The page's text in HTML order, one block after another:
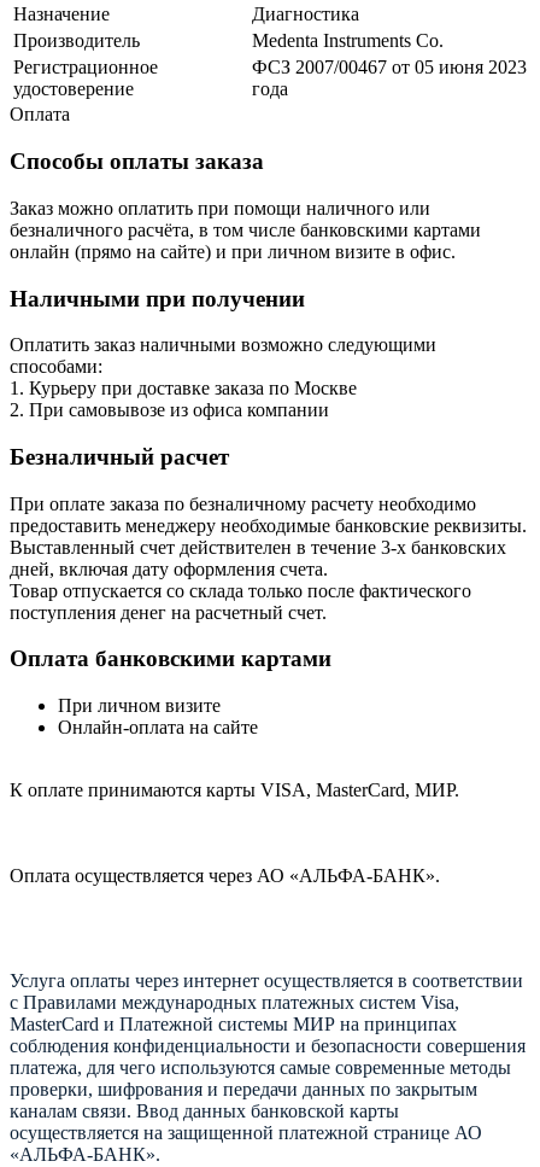
Назначение
Диагностика
Производитель
Medenta Instruments Co.
Регистрационное
удостоверение
ФСЗ 2007/00467 от 05 июня 2023
года
Оплата
Способы оплаты заказа
Заказ можно оплатить при помощи наличного или
безналичного расчёта, в том числе банковскими картами
онлайн (прямо на сайте) и при личном визите в офис.
Наличными при получении
Оплатить заказ наличными возможно следующими
способами:
1. Курьеру при доставке заказа по Москве
2. При самовывозе из офиса компании
Безналичный расчет
При оплате заказа по безналичному расчету необходимо
предоставить менеджеру необходимые банковские реквизиты.
Выставленный счет действителен в течение 3-х банковских
дней, включая дату оформления cчета.
Товар отпускается со склада только после фактического
поступления денег на расчетный счет.
Оплата банковскими картами
При личном визите
Онлайн-оплата на сайте
К оплате принимаются карты VISA, MasterCard, МИР.
Оплата осуществляется через АО «АЛЬФА-БАНК».
Услуга оплаты через интернет осуществляется в соответствии
с Правилами международных платежных систем Visa,
MasterCard и Платежной системы МИР на принципах
соблюдения конфиденциальности и безопасности совершения
платежа, для чего используются самые современные методы
проверки, шифрования и передачи данных по закрытым
каналам связи. Ввод данных банковской карты
осуществляется на защищенной платежной странице АО
«АЛЬФА-БАНК».